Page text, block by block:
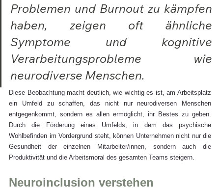
Problemen und Burnout zu kämpfen
haben, zeigen oft ähnliche
Symptome und kognitive
Verarbeitungsprobleme wie
neurodiverse Menschen.
Diese Beobachtung macht deutlich, wie wichtig es ist, am Arbeitsplatz
ein Umfeld zu schaffen, das nicht nur neurodiversen Menschen
entgegenkommt, sondern es allen ermöglicht, ihr Bestes zu geben.
Durch die Förderung eines Umfelds, in dem das psychische
Wohlbefinden im Vordergrund steht, können Unternehmen nicht nur die
Gesundheit der einzelnen Mitarbeiter/innen, sondern auch die
Produktivität und die Arbeitsmoral des gesamten Teams steigern.
Neuroinclusion verstehen